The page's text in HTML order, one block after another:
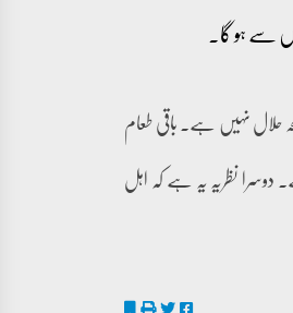
سے ہو گا۔
حلال نہیں ہے۔ باقی طعام
نظریہ یہ ہے کہ اہل